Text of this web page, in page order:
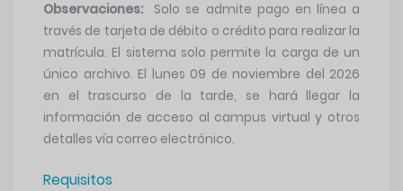
Observaciones: Solo se admite pago en línea a
través de tarjeta de débito o crédito para realizar la
matrícula. El sistema solo permite la carga de un
único archivo. El lunes 09 de noviembre del 2026
en el trascurso de la tarde, se hará llegar la
información de acceso al campus virtual y otros
detalles vía correo electrónico.
Requisitos